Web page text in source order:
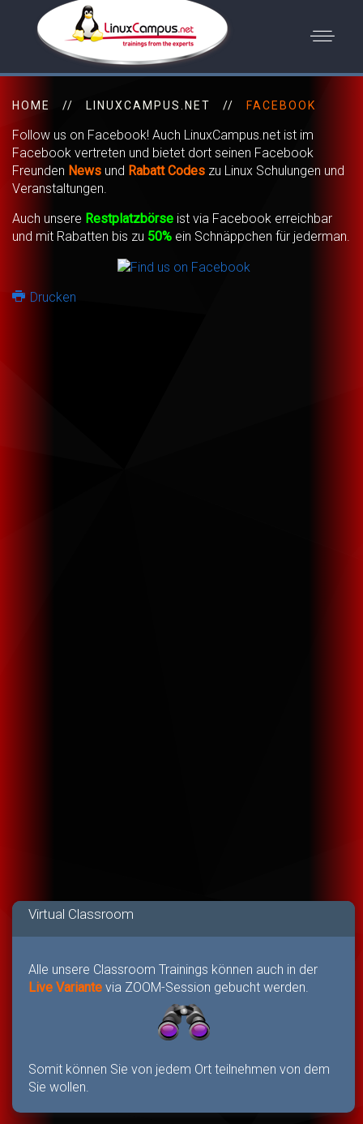
HOME LINUXCAMPUS.NET FACEBOOK
Follow us on Facebook! Auch LinuxCampus.net ist im
Facebook vertreten und bietet dort seinen Facebook
Freunden News und Rabatt Codes zu Linux Schulungen und
Veranstaltungen.
Auch unsere Restplatzbörse ist via Facebook erreichbar
und mit Rabatten bis zu 50% ein Schnäppchen für jederman.
Drucken
Virtual Classroom
Alle unsere Classroom Trainings können auch in der
Live Variante via ZOOM-Session gebucht werden.
Somit können Sie von jedem Ort teilnehmen von dem
Sie wollen.